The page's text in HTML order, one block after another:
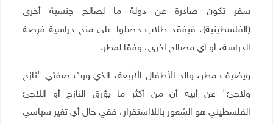
سفر تكون صادرة عن دولة ما لصالح جنسية أخرى
(الفلسطينية)، فيفقد طلاب حصلوا على منح دراسية فرصة
الدراسة، أو أي مصالح أخرى، وفقا لمطر.
ويضيف مطر، والد الأطفال الأربعة، الذي ورث صفتي "نازح
ولاجئ" عن أبيه أن من أكثر ما يؤرق النازح أو اللاجئ
الفلسطيني هو الشعور باللااستقرار، ففي حال أي تغير سياسي